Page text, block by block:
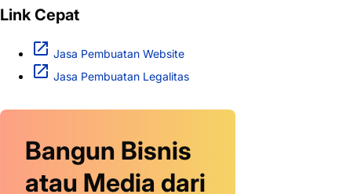
Link Cepat
Jasa Pembuatan Website
Jasa Pembuatan Legalitas
Bangun Bisnis
atau Media dari